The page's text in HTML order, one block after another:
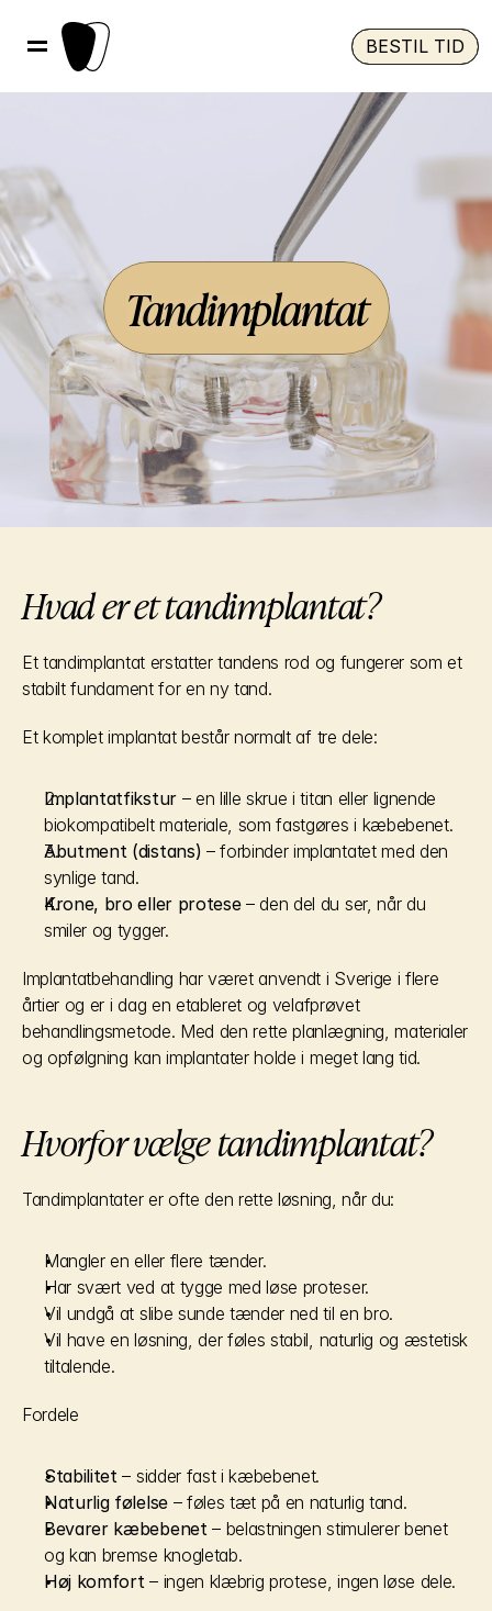
BESTIL TID
Tandimplantat
Hvad er et tandimplantat?
Et tandimplantat erstatter tandens rod og fungerer som et
stabilt fundament for en ny tand.
Et komplet implantat består normalt af tre dele:
Implantatfikstur – en lille skrue i titan eller lignende
biokompatibelt materiale, som fastgøres i kæbebenet.
Abutment (distans) – forbinder implantatet med den
synlige tand.
Krone, bro eller protese – den del du ser, når du
smiler og tygger.
Implantatbehandling har været anvendt i Sverige i flere
årtier og er i dag en etableret og velafprøvet
behandlingsmetode. Med den rette planlægning, materialer
og opfølgning kan implantater holde i meget lang tid.
Hvorfor vælge tandimplantat?
Tandimplantater er ofte den rette løsning, når du:
Mangler en eller flere tænder.
Har svært ved at tygge med løse proteser.
Vil undgå at slibe sunde tænder ned til en bro.
Vil have en løsning, der føles stabil, naturlig og æstetisk
tiltalende.
Fordele
Stabilitet – sidder fast i kæbebenet.
Naturlig følelse – føles tæt på en naturlig tand.
Bevarer kæbebenet – belastningen stimulerer benet
og kan bremse knogletab.
Høj komfort – ingen klæbrig protese, ingen løse dele.